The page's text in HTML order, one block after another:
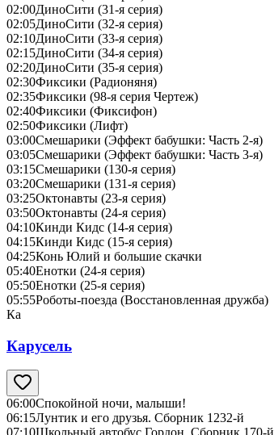
02:00ДиноСити (31-я серия)
02:05ДиноСити (32-я серия)
02:10ДиноСити (33-я серия)
02:15ДиноСити (34-я серия)
02:20ДиноСити (35-я серия)
02:30Фиксики (Радионяня)
02:35Фиксики (98-я серия Чертеж)
02:40Фиксики (Фиксифон)
02:50Фиксики (Лифт)
03:00Смешарики (Эффект бабушки: Часть 2-я)
03:05Смешарики (Эффект бабушки: Часть 3-я)
03:15Смешарики (130-я серия)
03:20Смешарики (131-я серия)
03:25Октонавты (23-я серия)
03:50Октонавты (24-я серия)
04:10Кинди Кидс (14-я серия)
04:15Кинди Кидс (15-я серия)
04:25Конь Юлий и большие скачки
05:40Енотки (24-я серия)
05:50Енотки (25-я серия)
05:55Роботы-поезда (Восстановленная дружба)
Ка
Карусель
06:00Спокойной ночи, малыши!
06:15Лунтик и его друзья. Сборник 1232-й